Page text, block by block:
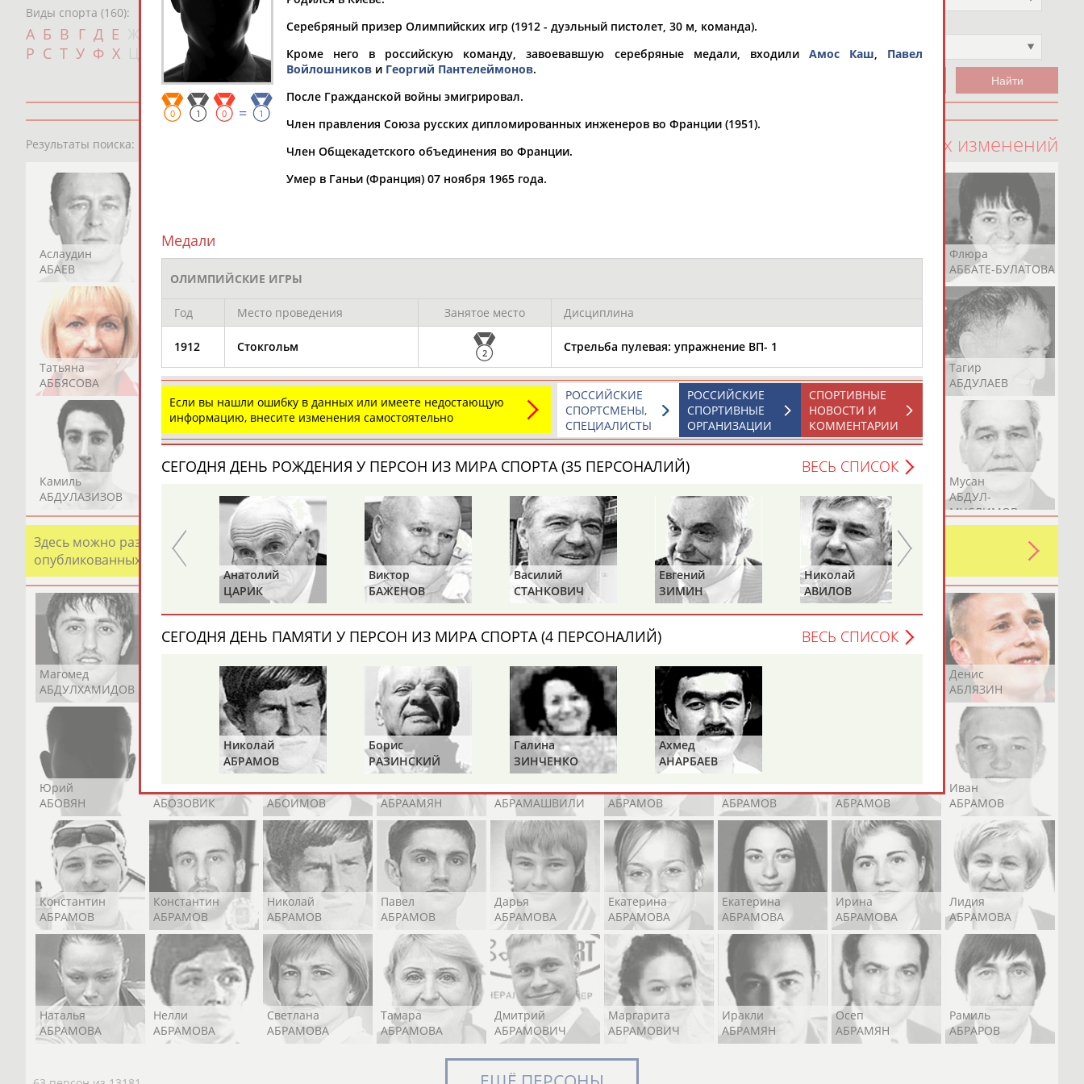
Виды спорта (160):
А Б В Г Д Е К Н
П
Р С Т У Ф Х Щ Ю Я
Дата рождения
мм год
Чемпион
Не выбран
Результаты поиска: 100 последних изменений
Аслаудин
АБАЕВ
Елена
Флюра
АББАТЕ-БУЛАТОВА
Татьяна
АББЯСОВА
Акжана
АБДИКАРИМОВА
Артур
АБДРАХМАНОВ
Каримжан
АБДРАХМАНОВ
Аделя
АБДРАХМАНОВА
Андрей
АБДУВАЛИЕВ
Герман
АБДУЛАЕВ
Рамазан
АБДУЛАЕВ
Тагир
АБДУЛАЕВ
Камиль
АБДУЛАЗИЗОВ
АБДУЛБЕКОВ
АБДУЛЖАЛИЛОВ
АБДУЛКАГИРОВ
АБДУЛЛАЕВ
АБДУЛЛИН
АБДУЛЛИН
Мусан
АБДУЛ-
МУСЛИМОВ
Здесь можно разместить информацию о хорошо известном спортсмене, тренере, специалисте или исправить какую-либо ошибку в уже
опубликованных записях. Страна должна знать своих героев! Герои спорта - это одни из главных патриотов своей страны!
Магомед
АБДУЛХАМИДОВ
АБДУРАХМАНОВ
Адлан
АБДУРАШИДОВ
Рустам
АБДУРАШИДОВ
Магомед
АБДУСАЛАМОВ
Нурлан
АБДЫКАЛЫКОВ
Эдуард
АБЗАЛИМОВ
Денис
АБЛЯЗИН
Юрий
АБОВЯН
АБОЗОВИК
АБОИМОВ
АБРААМЯН
АБРАМАШВИЛИ
АБРАМОВ
АБРАМОВ
АБРАМОВ
Иван
АБРАМОВ
Константин
АБРАМОВ
Константин
АБРАМОВ
Николай
АБРАМОВ
Павел
АБРАМОВ
Дарья
АБРАМОВА
Екатерина
АБРАМОВА
Екатерина
АБРАМОВА
Ирина
АБРАМОВА
Лидия
АБРАМОВА
Наталья
АБРАМОВА
Нелли
АБРАМОВА
Светлана
АБРАМОВА
Тамара
АБРАМОВА
Дмитрий
АБРАМОВИЧ
Маргарита
АБРАМОВИЧ
Иракли
АБРАМЯН
Осеп
АБРАМЯН
Рамиль
АБРАРОВ
0 1 0 = 1
Серебряный призер Олимпийских игр (1912 - дуэльный пистолет, 30 м, команда).
Кроме него в российскую команду, завоевавшую серебряные медали, входили Амос Каш
Павел
Войлошников и Георгий Пантелеймонов.
После Гражданской войны эмигрировал.
Член правления Союза русских дипломированных инженеров во Франции (1951).
Член Общекадетского объединения во Франции.
Умер в Ганьи (Франция) 07 ноября 1965 года.
Медали
ОЛИМПИЙСКИЕ ИГРЫ
Год Место проведения Занятое место Дисциплина
1912 Стокгольм 2 Стрельба пулевая: упражнение ВП- 1
Если вы нашли ошибку в данных или имеете недостающую
информацию, внесите изменения самостоятельно
СПОРТИВНЫЕ
НОВОСТИ И
КОММЕНТАРИИ
РОССИЙСКИЕ
СПОРТИВНЫЕ
ОРГАНИЗАЦИИ
РОССИЙСКИЕ
СПОРТСМЕНЫ,
СПЕЦИАЛИСТЫ
СЕГОДНЯ ДЕНЬ РОЖДЕНИЯ У ПЕРСОН ИЗ МИРА СПОРТА (35 ПЕРСОНАЛИЙ) ВЕСЬ СПИСОК
Анатолий
ИОНОВ
Анатолий
ЦАРИК
Виктор
БАЖЕНОВ
Василий
СТАНКОВИЧ
Евгений
ЗИМИН
Николай
АВИЛОВ
Анатолий
БЫКОВ
СЕГОДНЯ ДЕНЬ ПАМЯТИ У ПЕРСОН ИЗ МИРА СПОРТА (4 ПЕРСОНАЛИЙ) ВЕСЬ СПИСОК
Николай
АБРАМОВ
Борис
РАЗИНСКИЙ
Галина
ЗИНЧЕНКО
Ахмед
АНАРБАЕВ